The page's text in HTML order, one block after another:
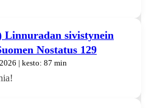
sivistynein
Nostatus 129
| kesto: 87 min